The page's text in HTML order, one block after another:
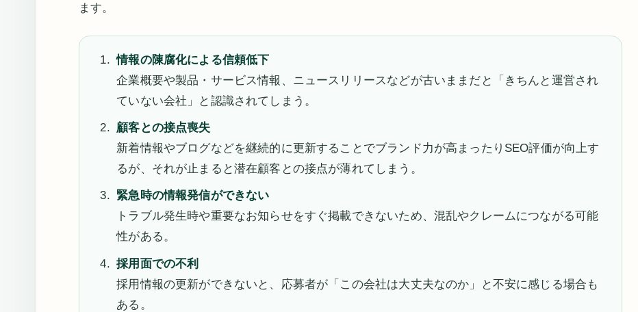
ます。
情報の陳腐化による信頼低下
企業概要や製品・サービス情報、ニュースリリースなどが古いままだと「きちんと運営され
ていない会社」と認識されてしまう。
顧客との接点喪失
新着情報やブログなどを継続的に更新することでブランド力が高まったりSEO評価が向上す
るが、それが止まると潜在顧客との接点が薄れてしまう。
緊急時の情報発信ができない
トラブル発生時や重要なお知らせをすぐ掲載できないため、混乱やクレームにつながる可能
性がある。
採用面での不利
採用情報の更新ができないと、応募者が「この会社は大丈夫なのか」と不安に感じる場合も
ある。